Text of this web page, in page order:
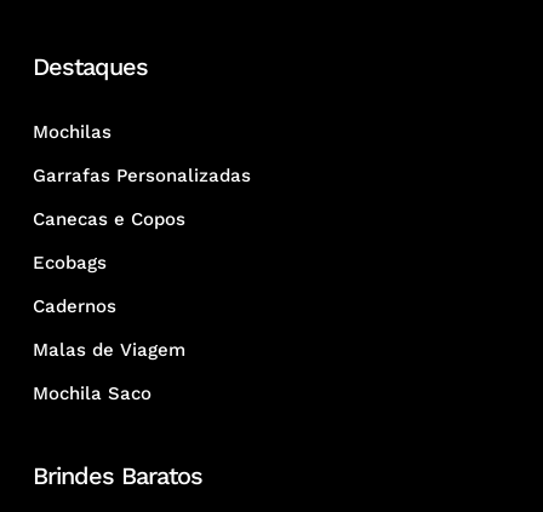
Destaques
Mochilas
Garrafas Personalizadas
Canecas e Copos
Ecobags
Cadernos
Malas de Viagem
Mochila Saco
Brindes Baratos